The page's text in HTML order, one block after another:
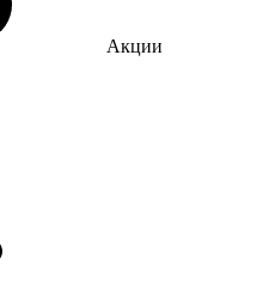
Акции